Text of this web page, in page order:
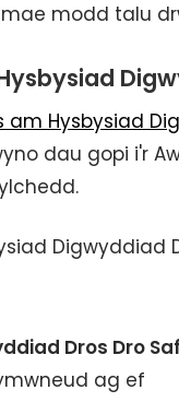
mae modd talu
Hysbysiad
dau gopi i'r
Digwyddiad
Dros Dro
ag ef